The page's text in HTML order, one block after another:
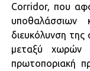
Corridor, που
διευκόλυνση της
μεταξύ χωρών
πρωτοποριακή